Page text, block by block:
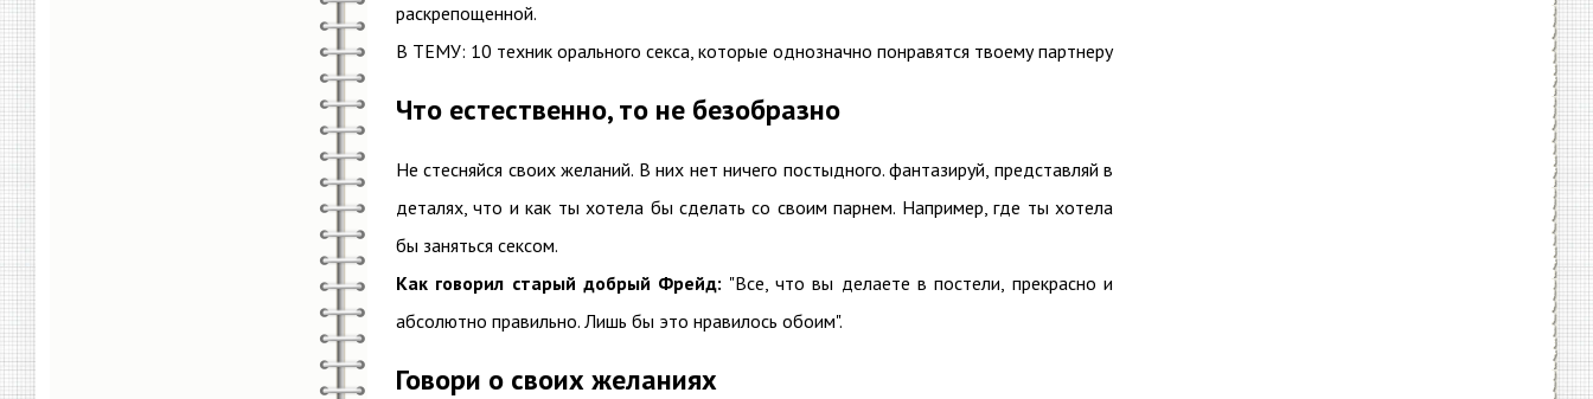
раскрепощенной.
В ТЕМУ: 10 техник орального секса, которые однозначно понравятся твоему партнеру
Что естественно, то не безобразно
Не стесняйся своих желаний. В них нет ничего постыдного. фантазируй, представляй в
деталях, что и как ты хотела бы сделать со своим парнем. Например, где ты хотела
бы заняться сексом.
Как говорил старый добрый Фрейд: "Все, что вы делаете в постели, прекрасно и
абсолютно правильно. Лишь бы это нравилось обоим".
Говори о своих желаниях